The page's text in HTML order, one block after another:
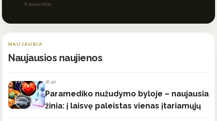
6 balandžio
NAUJAUSIA
Naujausios naujienos
16:40
Paramediko nužudymo byloje – naujausia
žinia: į laisvę paleistas vienas įtariamųjų